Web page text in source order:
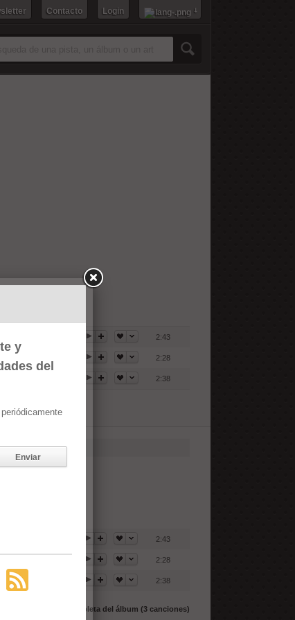
Login
Contacto
2:43
2:28
2:38
2:43
2:28
2:38
Acceder a la ficha completa del álbum (3 canciones)
y
del
Enviar